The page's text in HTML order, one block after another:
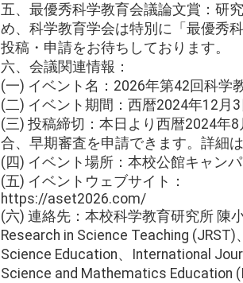
五、最優秀科学教育会議論文賞：研
め、科学教育学会は特別に「最優秀
投稿・申請をお待ちしております。
六、会議関連情報：
(一) イベント名：2026年第42回科学
(二) イベント期間：西暦2024年12月
(三) 投稿締切：本日より西暦2024年
合、早期審査を申請できます。詳細
(四) イベント場所：本校公館キャンパ
(五) イベントウェブサイト：
https://aset2026.com/
(六) 連絡先：本校科学教育研究所 陳
Research in Science Teaching (JRST)
Science Education、International
Science and Mathematics Education